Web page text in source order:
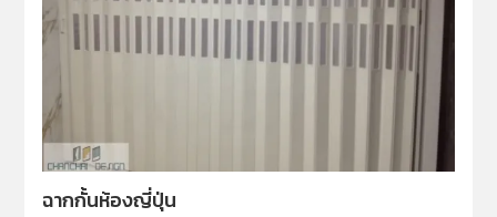
ฉากกั้นห้องญี่ปุ่น